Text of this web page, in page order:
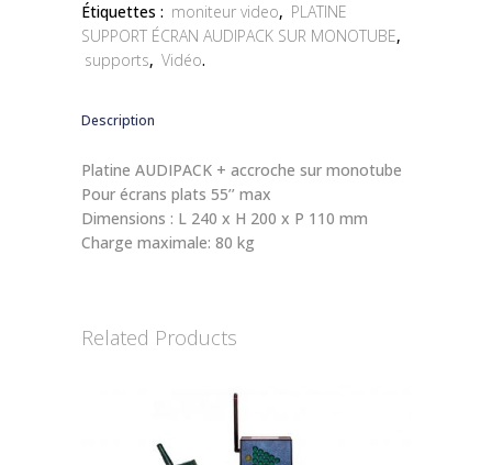
Étiquettes : moniteur video, PLATINE
SUPPORT ÉCRAN AUDIPACK SUR MONOTUBE,
supports, Vidéo.
Description
Platine AUDIPACK + accroche sur monotube
Pour écrans plats 55’’ max
Dimensions : L 240 x H 200 x P 110 mm
Charge maximale: 80 kg
Related Products